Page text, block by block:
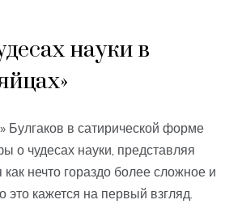
науки в
Булгаков в сатирической форме
о чудесах науки, представляя
нечто гораздо более сложное и
это кажется на первый взгляд.